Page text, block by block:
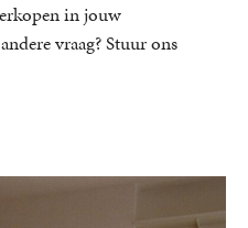
in jouw
vraag? Stuur ons